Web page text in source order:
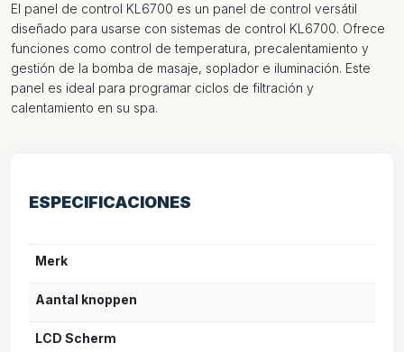
El panel de control KL6700 es un panel de control versátil
diseñado para usarse con sistemas de control KL6700. Ofrece
funciones como control de temperatura, precalentamiento y
gestión de la bomba de masaje, soplador e iluminación. Este
panel es ideal para programar ciclos de filtración y
calentamiento en su spa.
ESPECIFICACIONES
Merk
Aantal knoppen
LCD Scherm